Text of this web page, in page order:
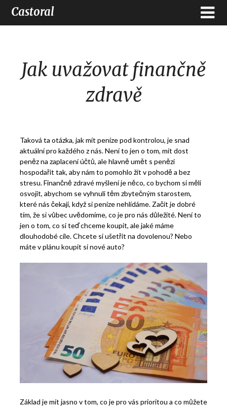
Castoral
Jak uvažovat finančně
zdravě
Taková ta otázka, jak mít peníze pod kontrolou, je snad
aktuální pro každého z nás. Není to jen o tom, mít dost
peněz na zaplacení účtů, ale hlavně umět s penězi
hospodařit tak, aby nám to pomohlo žít v pohodě a bez
stresu. Finančně zdravé myšlení je něco, co bychom si měli
osvojit, abychom se vyhnuli těm zbytečným starostem,
které nás čekají, když si peníze nehlídáme. Začít je dobré
tím, že si vůbec uvědomíme, co je pro nás důležité. Není to
jen o tom, co si teď chceme koupit, ale jaké máme
dlouhodobé cíle. Chcete si ušetřit na dovolenou? Nebo
máte v plánu koupit si nové auto?
Základ je mít jasno v tom, co je pro vás prioritou a co můžete